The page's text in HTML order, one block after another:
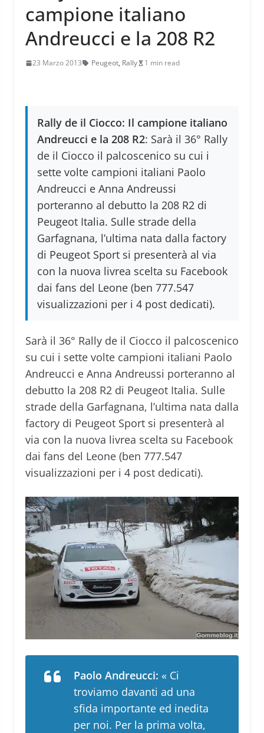
campione italiano
Andreucci e la 208 R2
23 Marzo 2013 Peugeot, Rally 1 min read
Rally de il Ciocco: Il campione italiano
Andreucci e la 208 R2: Sarà il 36° Rally
de il Ciocco il palcoscenico su cui i
sette volte campioni italiani Paolo
Andreucci e Anna Andreussi
porteranno al debutto la 208 R2 di
Peugeot Italia. Sulle strade della
Garfagnana, l’ultima nata dalla factory
di Peugeot Sport si presenterà al via
con la nuova livrea scelta su Facebook
dai fans del Leone (ben 777.547
visualizzazioni per i 4 post dedicati).
Sarà il 36° Rally de il Ciocco il palcoscenico
su cui i sette volte campioni italiani Paolo
Andreucci e Anna Andreussi porteranno al
debutto la 208 R2 di Peugeot Italia. Sulle
strade della Garfagnana, l’ultima nata dalla
factory di Peugeot Sport si presenterà al
via con la nuova livrea scelta su Facebook
dai fans del Leone (ben 777.547
visualizzazioni per i 4 post dedicati).
Paolo Andreucci: « Ci
troviamo davanti ad una
sfida importante ed inedita
per noi. Per la prima volta,